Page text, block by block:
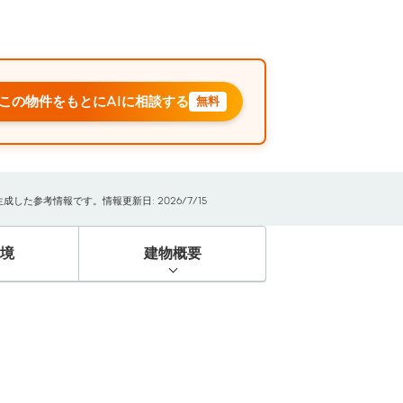
の物件をもとにAIに相談する 無料
した参考情報です。情報更新日: 2026/7/15
建物概要